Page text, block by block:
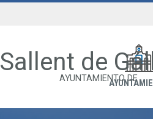
Sallent de
AYUNTAMIENTO DE